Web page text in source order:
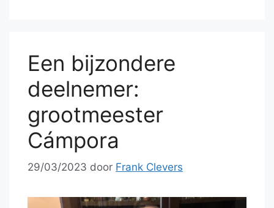
Een bijzondere
deelnemer:
grootmeester
Cámpora
29/03/2023 door Frank Clevers